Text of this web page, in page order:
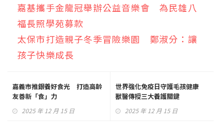
嘉基攜手金龍冠舉辦公益音樂會 為民雄八
福長照學苑募款
太保市打造親子冬季冒險樂園 鄭淑分：讓
孩子快樂成長
嘉義市推銀養好食光 打造高齡
友善新「食」力
2025 年 12 月 15 日
世界強化免疫日守護毛孩健康
獸醫傳授三大養護關鍵
2025 年 12 月 15 日